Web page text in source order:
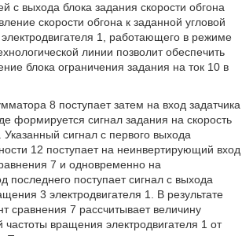
с выхода блока задания скорости обгона
скорости обгона к заданной угловой
1, работающего в режиме
линии позволит обеспечить
блока ограничения задания на ток 10 в
8 поступает затем на вход задатчика
формируется сигнал задания на скорость
Указанный сигнал с первого выхода
12 поступает на неинвертирующий вход
7 и одновременно на
последнего поступает сигнал с выхода
3 электродвигателя 1. В результате
сравнения 7 рассчитывает величину
частоты вращения электродвигателя 1 от